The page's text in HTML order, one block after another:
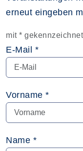
erneut eingeben
mit *
E-Mail *
Vorname *
Name *